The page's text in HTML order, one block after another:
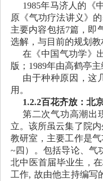
1985年马济人的《
原《气功疗法讲义》
主要内容包括7篇，即
选解，与目前的规划教
在《中国气功学》
版；1989年由高鹤亭
由于种种原因，这
用。
1.2.2百花齐放：北
第二次气功高潮出
立。该所虽云集了院
教研室，主要工作是
~四）。包括导论、气
北中医首届毕业生，
工作, 故由他主持编写